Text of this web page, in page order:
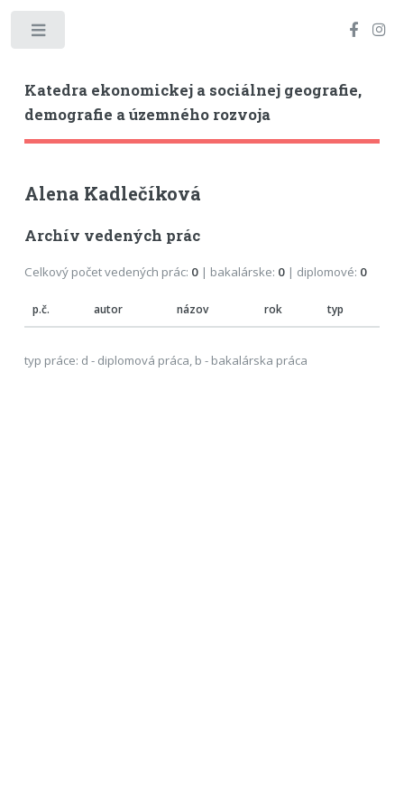
Katedra ekonomickej a sociálnej geografie,
demografie a územného rozvoja
Alena Kadlečíková
Archív vedených prác
Celkový počet vedených prác: 0| bakalárske: 0| diplomové: 0
p.č. autor názov rok typ
typ práce: d - diplomová práca, b - bakalárska práca